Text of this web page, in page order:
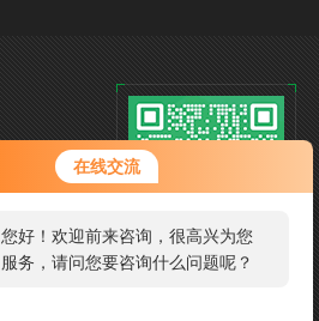
在线交流
您好！欢迎前来咨询，很高兴为您
服务，请问您要咨询什么问题呢？